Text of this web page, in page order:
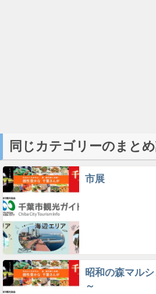
同じカテゴリーのまと
市展
昭和の森マル
～